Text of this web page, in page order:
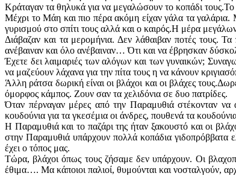
Κράταγαν τα θηλυκά για να μεγαλώσουν το κοπάδι
Μέχρι το Μάη και πιο πέρα ακόμη είχαν γάλα τα γαλάρια.
γυρισμού στο σπίτι τους αλλά και ο καιρός.Η μέρα
Διάβαζαν και τα μερομήνια. Δεν λάθαιβαν ποτές τους.
ανέβαιναν και όλο ανέβαιναν… Ότι και να έβρησκαν
Έχετε δει λαιμαριές των αλόγων και των γυναικών;
να μαζεύουν λάχανα για την πίτα τους η να κάνουν
Άλλη ράτσα δωρική είναι οι βλάχοι και οι βλάχες
όμορφος κάμπος. Ζουν σαν τα χελιδόνια σε δυο πατρίδες.
Όταν πέρναγαν μέρες από την Παραμυθιά στέκονταν
κουδούνια για τα γκεσέμια οι άνδρες, πουθενά τα
Η Παραμυθιά και το παζάρι της ήταν ξακουστό και οι
στην Παραμυθιά υπάρχουν πολλά κοπάδια γιδοπρόββατα
έχει ο τόπος μας.
Τώρα, βλάχοι όπως τους ζήσαμε δεν υπάρχουν. Οι
έθιμα…. Μα κάποιοι παλιοί, θυμούνται και νοσταλγούν,